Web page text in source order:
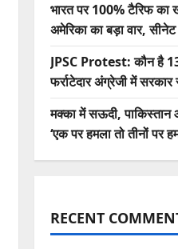
भारत पर 100% टैरिफ
अमेरिका का बड़ा वार,
JPSC Protest: कौन है
फर्राटेदार अंग्रेजी में
मक्का में सऊदी, पाकिस्तान
‘एक पर हमला तो तीनों पर
RECENT